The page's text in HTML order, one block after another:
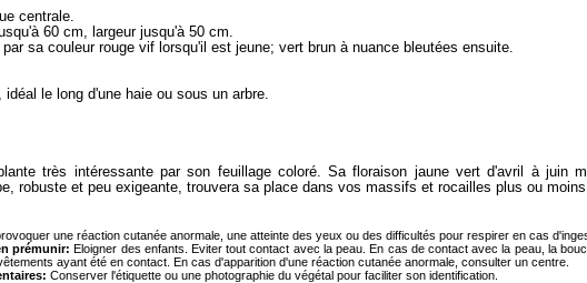
centrale.
60 cm, largeur jusqu'à 50 cm.
sa couleur rouge vif lorsqu'il est jeune; vert brun à nuance bleutées ensuite.
idéal le long d'une haie ou sous un arbre.
très intéressante par son feuillage coloré. Sa floraison jaune vert d'avril à juin
robuste et peu exigeante, trouvera sa place dans vos massifs et rocailles plus ou
une réaction cutanée anormale, une atteinte des yeux ou des difficultés pour respirer en cas
prémunir: Eloigner des enfants. Eviter tout contact avec la peau. En cas de contact avec la peau, la
ayant été en contact. En cas d'apparition d'une réaction cutanée anormale, consulter un centre.
Conserver l'étiquette ou une photographie du végétal pour faciliter son identification.